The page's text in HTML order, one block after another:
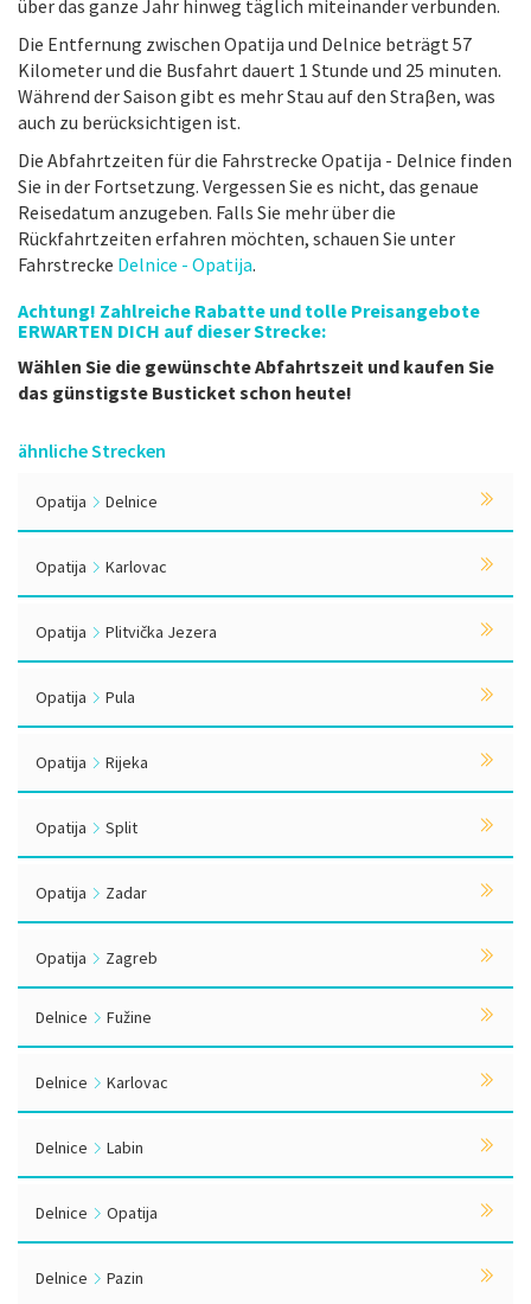
über das ganze Jahr hinweg täglich miteinander verbunden.
Die Entfernung zwischen Opatija und Delnice beträgt 57
Kilometer und die Busfahrt dauert 1 Stunde und 25 minuten.
Während der Saison gibt es mehr Stau auf den Straβen, was
auch zu berücksichtigen ist.
Die Abfahrtzeiten für die Fahrstrecke Opatija - Delnice finden
Sie in der Fortsetzung. Vergessen Sie es nicht, das genaue
Reisedatum anzugeben. Falls Sie mehr über die
Rückfahrtzeiten erfahren möchten, schauen Sie unter
Fahrstrecke Delnice - Opatija.
Achtung! Zahlreiche Rabatte und tolle Preisangebote
ERWARTEN DICH auf dieser Strecke:
Wählen Sie die gewünschte Abfahrtszeit und kaufen Sie
das günstigste Busticket schon heute!
ähnliche Strecken
Opatija Delnice
Opatija Karlovac
Opatija Plitvička Jezera
Opatija Pula
Opatija Rijeka
Opatija Split
Opatija Zadar
Opatija Zagreb
Delnice Fužine
Delnice Karlovac
Delnice Labin
Delnice Opatija
Delnice Pazin